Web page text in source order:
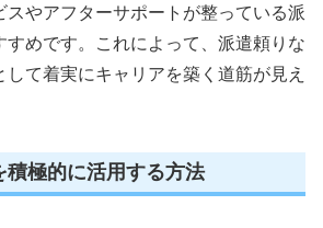
スやアフターサポートが整っている派
すめです。これによって、派遣頼りな
て着実にキャリアを築く道筋が見え
積極的に活用する方法